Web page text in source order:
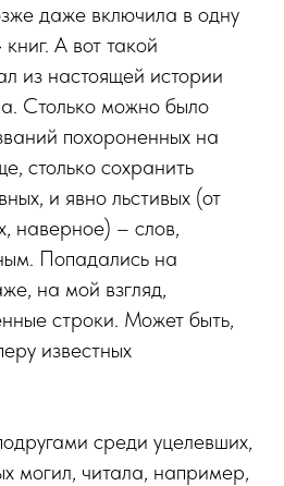
даже включила в одну
А вот такой
из настоящей истории
Столько можно было
похороненных на
столько сохранить
и явно льстивых (от
наверное) – слов,
Попадались на
на мой взгляд,
строки. Может быть,
известных
среди уцелевших,
могил, читала, например,